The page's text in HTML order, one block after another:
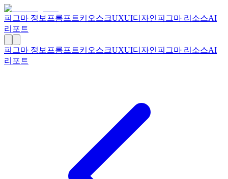
피그마 정보 프롬프트키오스크UXUI디자인피그마 리소스AI
리포트
피그마 정보 프롬프트키오스크UXUI디자인피그마 리소스AI
리포트